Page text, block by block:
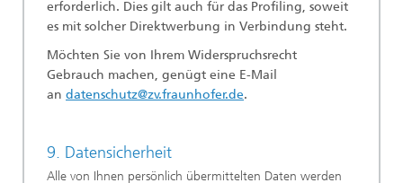
erforderlich. Dies gilt auch für das Profiling, soweit
es mit solcher Direktwerbung in Verbindung steht.
Möchten Sie von Ihrem Widerspruchsrecht
Gebrauch machen, genügt eine E-Mail
an datenschutz@zv.fraunhofer.de.
9. Datensicherheit
Alle von Ihnen persönlich übermittelten Daten werden